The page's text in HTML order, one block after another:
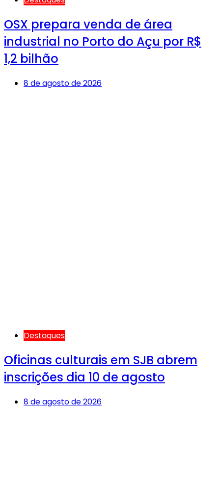
OSX prepara venda de área
industrial no Porto do Açu por R$
1,2 bilhão
8 de agosto de 2026
Destaques
Oficinas culturais em SJB abrem
inscrições dia 10 de agosto
8 de agosto de 2026